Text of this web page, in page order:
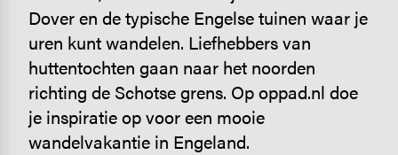
Dover en de typische Engelse tuinen waar je
uren kunt wandelen. Liefhebbers van
huttentochten gaan naar het noorden
richting de Schotse grens. Op oppad.nl doe
je inspiratie op voor een mooie
wandelvakantie in Engeland.